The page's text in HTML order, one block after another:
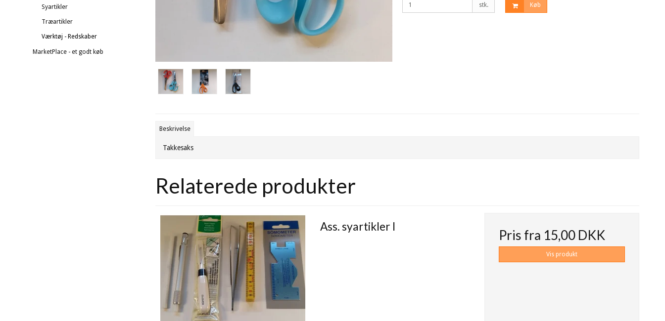
Syartikler
Træartikler
Værktøj - Redskaber
MarketPlace - et godt køb
stk. Køb
Beskrivelse
Takkesaks
Relaterede produkter
Ass. syartikler I
Pris fra 15,00 DKK
Vis produkt